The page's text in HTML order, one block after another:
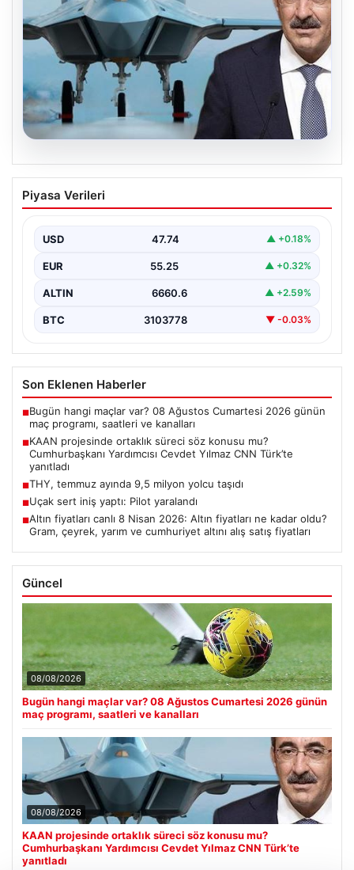
KAAN projesinde ortaklık süreci söz
konusu mu? Cumhurbaşkanı Yardımcısı
Cumhurbaşkanı Yardımcısı Cevdet Yılmaz, CNN Türk
Ortak…
Piyasa Verileri
USD 47.74 ▲ +0.18%
EUR 55.25 ▲ +0.32%
ALTIN 6660.6 ▲ +2.59%
BTC 3103778 ▼ -0.03%
Son Eklenen Haberler
■Bugün hangi maçlar var? 08 Ağustos Cumartesi 2026 günün
maç programı, saatleri ve kanalları
■KAAN projesinde ortaklık süreci söz konusu mu?
Cumhurbaşkanı Yardımcısı Cevdet Yılmaz CNN Türk’te
yanıtladı
■THY, temmuz ayında 9,5 milyon yolcu taşıdı
■Uçak sert iniş yaptı: Pilot yaralandı
■Altın fiyatları canlı 8 Nisan 2026: Altın fiyatları ne kadar oldu?
Gram, çeyrek, yarım ve cumhuriyet altını alış satış fiyatları
Güncel
08/08/2026
Bugün hangi maçlar var? 08 Ağustos Cumartesi 2026 günün
maç programı, saatleri ve kanalları
08/08/2026
KAAN projesinde ortaklık süreci söz konusu mu?
Cumhurbaşkanı Yardımcısı Cevdet Yılmaz CNN Türk’te
yanıtladı